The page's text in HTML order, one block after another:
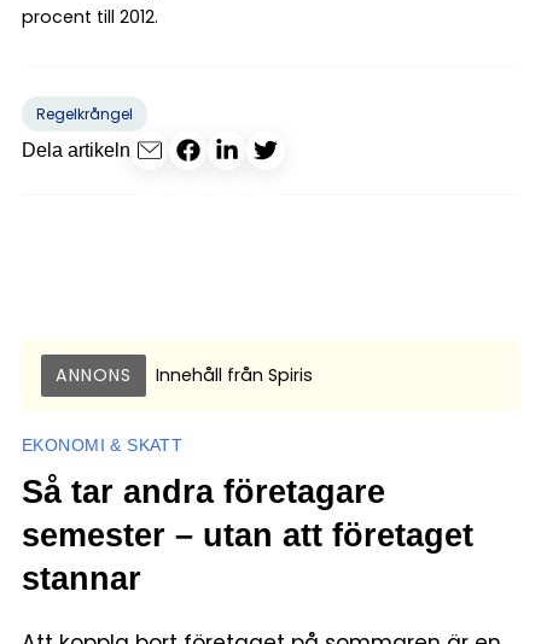
procent till 2012.
Regelkrångel
Dela artikeln
ANNONS Innehåll från Spiris
EKONOMI & SKATT
Så tar andra företagare
semester – utan att företaget
stannar